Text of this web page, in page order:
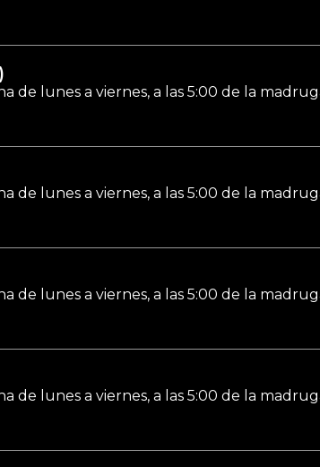
de lunes a viernes, a las 5:00 de la
de lunes a viernes, a las 5:00 de la
de lunes a viernes, a las 5:00 de la
de lunes a viernes, a las 5:00 de la